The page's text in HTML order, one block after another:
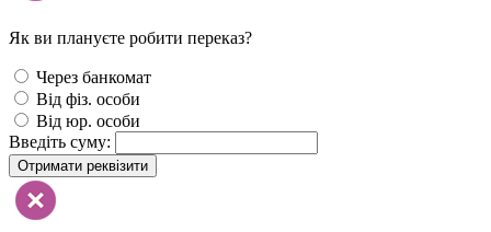
Як ви плануєте робити переказ?
Через банкомат
Від фіз. особи
Від юр. особи
Введіть суму:
Отримати реквізити